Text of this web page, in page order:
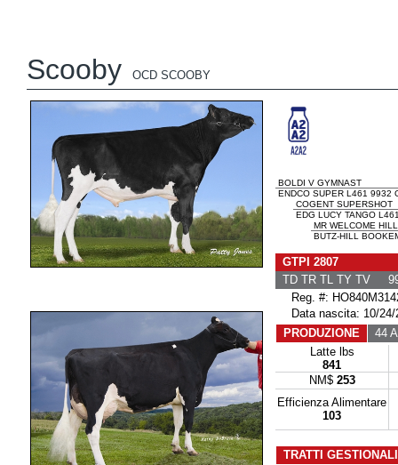
Scooby OCD SCOOBY
BOLDI V GYMNAST
ENDCO SUPER L461 9932
COGENT SUPERSHOT
EDG LUCY TANGO
MR WELCOME
BUTZ-HILL
GTPI 2807
TD TR TL TY TV
Reg. #:
Data nascita: 10/24/
PRODUZIONE
44
Latte lbs
841
NM$ 253
Efficienza Alimentare
103
TRATTI